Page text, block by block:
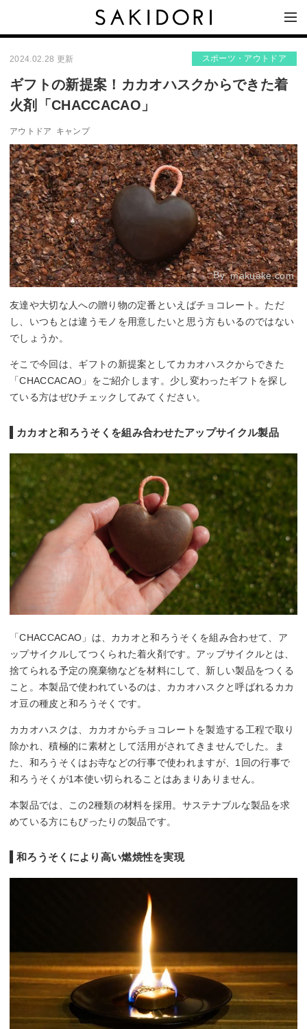
2024.02.28 更新 スポーツ・アウトドア
ギフトの新提案！カカオハスクからできた着
火剤「CHACCACAO」
アウトドア キャンプ
By:makuake.com
友達や大切な人への贈り物の定番といえばチョコレート。ただ
し、いつもとは違うモノを用意したいと思う方もいるのではない
でしょうか。
そこで今回は、ギフトの新提案としてカカオハスクからできた
「CHACCACAO」をご紹介します。少し変わったギフトを探し
ている方はぜひチェックしてみてください。
カカオと和ろうそくを組み合わせたアップサイクル製品
「CHACCACAO」は、カカオと和ろうそくを組み合わせて、ア
ップサイクルしてつくられた着火剤です。アップサイクルとは、
捨てられる予定の廃棄物などを材料にして、新しい製品をつくる
こと。本製品で使われているのは、カカオハスクと呼ばれるカカ
オ豆の種皮と和ろうそくです。
カカオハスクは、カカオからチョコレートを製造する工程で取り
除かれ、積極的に素材として活用がされてきませんでした。ま
た、和ろうそくはお寺などの行事で使われますが、1回の行事で
和ろうそくが1本使い切られることはあまりありません。
本製品では、この2種類の材料を採用。サステナブルな製品を求
めている方にもぴったりの製品です。
和ろうそくにより高い燃焼性を実現